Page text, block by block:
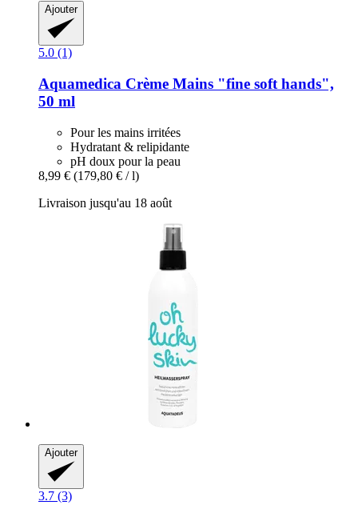
Ajouter
5.0 (1)
Aquamedica Crème Mains "fine soft hands",
50 ml
Pour les mains irritées
Hydratant & relipidante
pH doux pour la peau
8,99 € (179,80 € / l)
Livraison jusqu'au 18 août
Ajouter
3.7 (3)